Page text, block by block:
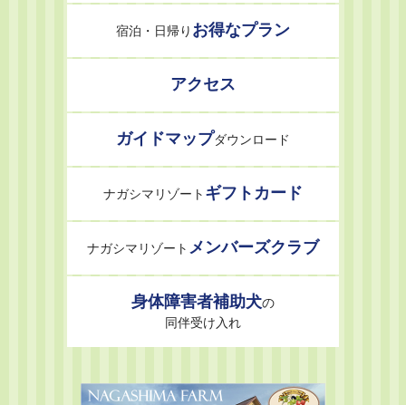
宿泊・日帰り お得なプラン
アクセス
ガイドマップダウンロード
ナガシマリゾート ギフトカード
ナガシマリゾート メンバーズクラブ
身体障害者補助犬の
同伴受け入れ